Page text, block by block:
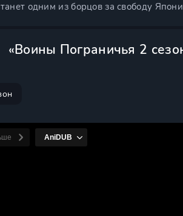
одним из борцов за свободу
«Воины Пограничья 2